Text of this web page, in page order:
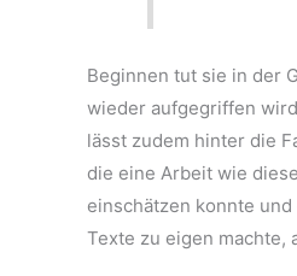
Beginnen tut sie in der
wieder aufgegriffen
lässt zudem hinter die
die eine Arbeit wie
einschätzen konnte
Texte zu eigen machte,